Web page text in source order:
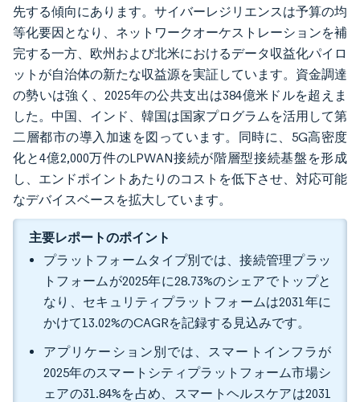
先する傾向にあります。サイバーレジリエンスは予算の均
等化要因となり、ネットワークオーケストレーションを補
完する一方、欧州および北米におけるデータ収益化パイロ
ットが自治体の新たな収益源を実証しています。資金調達
の勢いは強く、2025年の公共支出は384億米ドルを超えま
した。中国、インド、韓国は国家プログラムを活用して第
二層都市の導入加速を図っています。同時に、5G高密度
化と4億2,000万件のLPWAN接続が階層型接続基盤を形成
し、エンドポイントあたりのコストを低下させ、対応可能
なデバイスベースを拡大しています。
主要レポートのポイント
プラットフォームタイプ別では、接続管理プラッ
トフォームが2025年に28.73%のシェアでトップと
なり、セキュリティプラットフォームは2031年に
かけて13.02%のCAGRを記録する見込みです。
アプリケーション別では、スマートインフラが
2025年のスマートシティプラットフォーム市場シ
ェアの31.84%を占め、スマートヘルスケアは2031